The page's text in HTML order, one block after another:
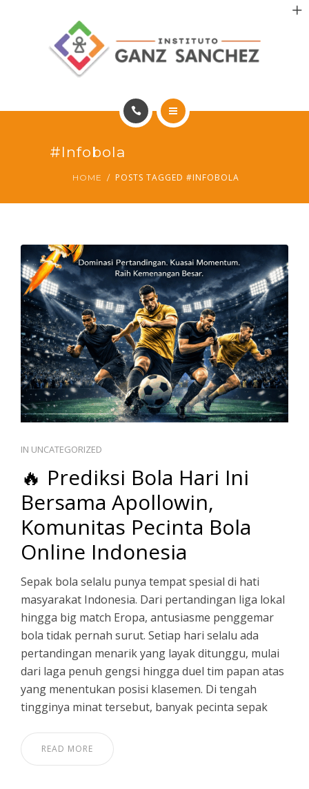
INCENTIVO AOS PACIENTES
PORTFÓLIO
INCENTIVO AOS PROFISSIONAIS
CONTATO
PT
#infobola
HOME POSTS TAGGED #INFOBOLA
IN UNCATEGORIZED
🔥 Prediksi Bola Hari Ini
Bersama Apollowin,
Komunitas Pecinta Bola
Online Indonesia
Sepak bola selalu punya tempat spesial di hati
masyarakat Indonesia. Dari pertandingan liga lokal
hingga big match Eropa, antusiasme penggemar
bola tidak pernah surut. Setiap hari selalu ada
pertandingan menarik yang layak ditunggu, mulai
dari laga penuh gengsi hingga duel tim papan atas
yang menentukan posisi klasemen. Di tengah
tingginya minat tersebut, banyak pecinta sepak
READ MORE